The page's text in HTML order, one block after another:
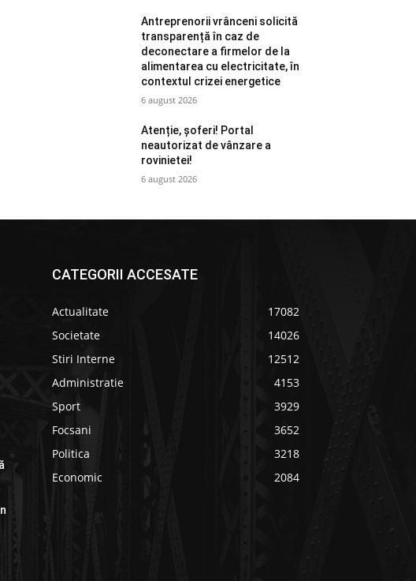
Antreprenorii vrânceni solicită
transparență în caz de
deconectare a firmelor de la
alimentarea cu electricitate, în
contextul crizei energetice
6 august 2026
Atenție, șoferi! Portal
neautorizat de vânzare a
rovinietei!
6 august 2026
CATEGORII ACCESATE
Actualitate
17082
Societate
14026
Stiri Interne
12512
Administratie
4153
Sport
3929
Focsani
3652
Politica
3218
Economic
2084